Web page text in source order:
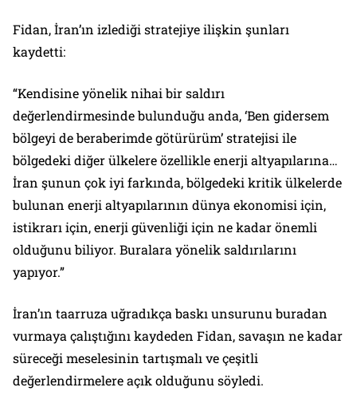
Fidan, İran’ın izlediği stratejiye ilişkin şunları
kaydetti:
“Kendisine yönelik nihai bir saldırı
değerlendirmesinde bulunduğu anda, ‘Ben gidersem
bölgeyi de beraberimde götürürüm’ stratejisi ile
bölgedeki diğer ülkelere özellikle enerji altyapılarına…
İran şunun çok iyi farkında, bölgedeki kritik ülkelerde
bulunan enerji altyapılarının dünya ekonomisi için,
istikrarı için, enerji güvenliği için ne kadar önemli
olduğunu biliyor. Buralara yönelik saldırılarını
yapıyor.”
İran’ın taarruza uğradıkça baskı unsurunu buradan
vurmaya çalıştığını kaydeden Fidan, savaşın ne kadar
süreceği meselesinin tartışmalı ve çeşitli
değerlendirmelere açık olduğunu söyledi.